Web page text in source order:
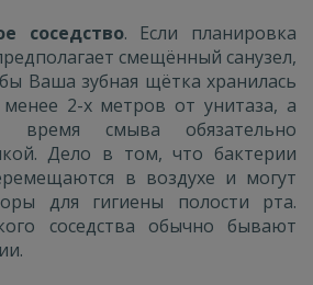
соседство. Если планировка
смещённый санузел,
Ваша зубная щётка хранилась
2-х метров от унитаза, а
смыва обязательно
Дело в том, что бактерии
в воздухе и могут
для гигиены полости рта.
соседства обычно бывают